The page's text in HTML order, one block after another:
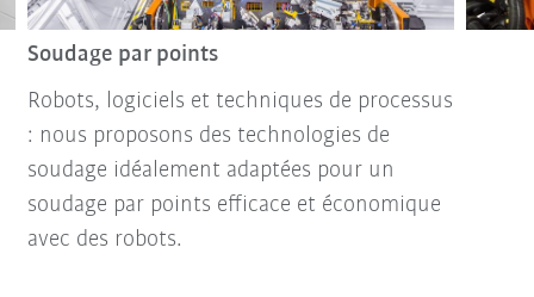
Soudage par points
Robots, logiciels et techniques de processus
: nous proposons des technologies de
soudage idéalement adaptées pour un
soudage par points efficace et économique
avec des robots.